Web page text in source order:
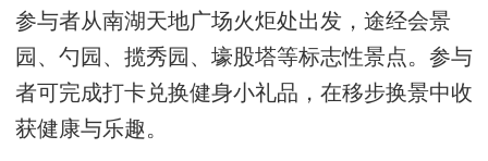
参与者从南湖天地广场火炬处出发，途经会景
园、勺园、揽秀园、壕股塔等标志性景点。参与
者可完成打卡兑换健身小礼品，在移步换景中收
获健康与乐趣。